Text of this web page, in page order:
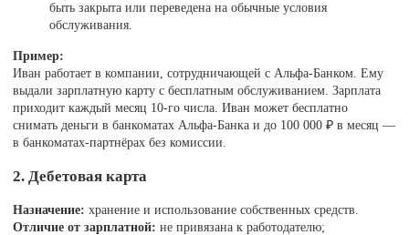
быть закрыта или переведена на обычные условия
обслуживания.
Пример:
Иван работает в компании, сотрудничающей с Альфа-Банком. Ему
выдали зарплатную карту с бесплатным обслуживанием. Зарплата
приходит каждый месяц 10-го числа. Иван может бесплатно
снимать деньги в банкоматах Альфа-Банка и до 100 000 ₽ в месяц —
в банкоматах-партнёрах без комиссии.
2. Дебетовая карта
Назначение: хранение и использование собственных средств.
Отличие от зарплатной: не привязана к работодателю;